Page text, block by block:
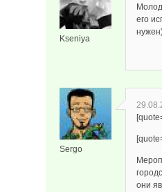
Kseniya
его
Sergo
они